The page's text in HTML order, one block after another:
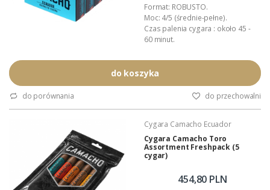
Format: ROBUSTO.
Moc: 4/5 (średnie-pełne).
Czas palenia cygara : około 45 -
60 minut.
Pochodzenie: Honduras.
Manufaktura: Diadema Cigars de
Wykonanie: całkowicie ręczne.
Opakowanie: aluminiowa,
lakierowana tuba.
Podana wartość to: cena za...
do koszyka
do porównania do przechowalni
Cygara Camacho Ecuador
Cygara Camacho Toro
Assortment Freshpack (5
cygar)
454,80 PLN